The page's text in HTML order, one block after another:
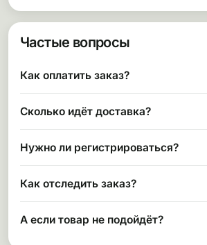
Частые вопросы
Как оплатить заказ?
Сколько идёт доставка?
Нужно ли регистрироваться?
Как отследить заказ?
А если товар не подойдёт?